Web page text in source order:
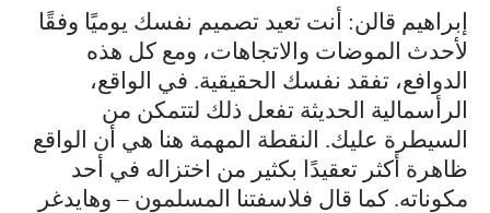
إبراهيم قالن: أنت تعيد تصميم نفسك يوميًا وفقًا
لأحدث الموضات والاتجاهات، ومع كل هذه
الدوافع، تفقد نفسك الحقيقية. في الواقع،
الرأسمالية الحديثة تفعل ذلك لتتمكن من
السيطرة عليك. النقطة المهمة هنا هي أن الواقع
ظاهرة أكثر تعقيدًا بكثير من اختزاله في أحد
مكوناته. كما قال فلاسفتنا المسلمون – وهايدغر